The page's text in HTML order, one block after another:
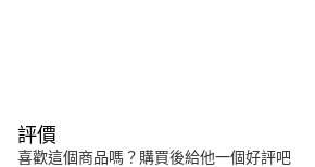
評價
喜歡這個商品嗎？購買後給他一個好評吧